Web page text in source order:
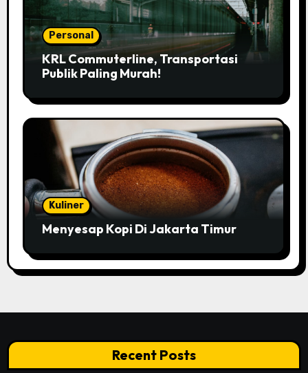
Personal
KRL Commuterline, Transportasi
Publik Paling Murah!
Kuliner
Menyesap Kopi Di Jakarta Timur
Recent Posts